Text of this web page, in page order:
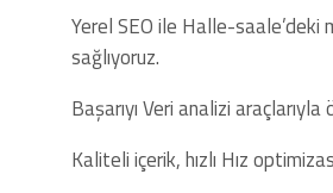
Yerel SEO ile Halle-saale’deki
sağlıyoruz.
Başarıyı Veri analizi
Kaliteli içerik, hızlı Hız